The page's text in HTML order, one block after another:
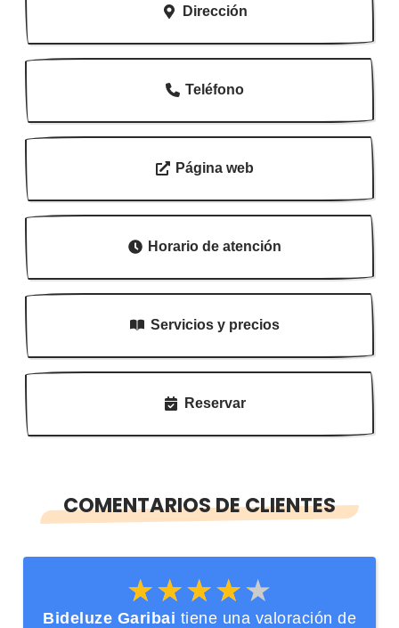
Dirección
Teléfono
Página web
Horario de atención
Servicios y precios
Reservar
COMENTARIOS DE CLIENTES
★★★★★
★★★★★
Bideluze Garibai tiene una valoración de